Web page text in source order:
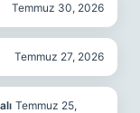
Temmuz 30, 2026
Temmuz 27, 2026
Temmuz 25,